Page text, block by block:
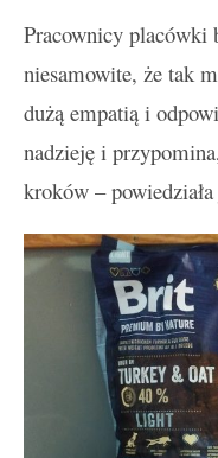
Pracownicy placówki
niesamowite, że tak
dużą empatią i
nadzieję i
kroków –